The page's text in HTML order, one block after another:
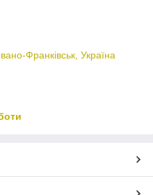
Франківськ, Україна